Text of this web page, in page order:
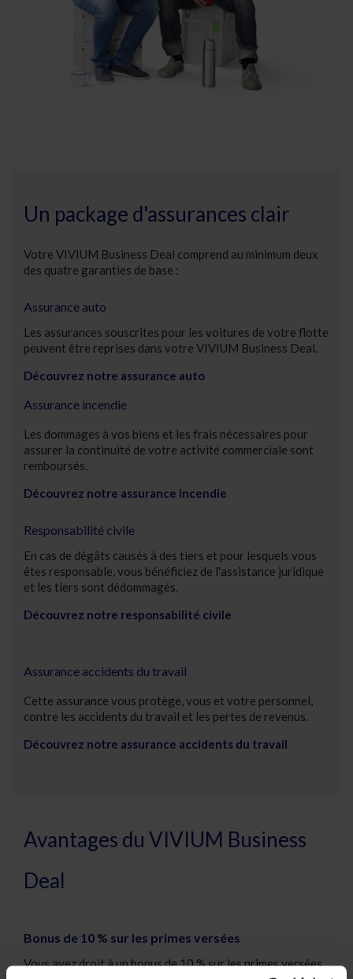
Un package d'assurances clair
Votre VIVIUM Business Deal comprend au minimum deux
des quatre garanties de base :
Assurance auto
Les assurances souscrites pour les voitures de votre flotte
peuvent être reprises dans votre VIVIUM Business Deal.
Découvrez notre assurance auto
Assurance incendie
Les dommages à vos biens et les frais nécessaires pour
assurer la continuité de votre activité commerciale sont
remboursés.
Découvrez notre assurance incendie
Responsabilité civile
En cas de dégâts causés à des tiers et pour lesquels vous
êtes responsable, vous bénéficiez de l'assistance juridique
et les tiers sont dédommagés.
Découvrez notre responsabilité civile
Assurance accidents du travail
Cette assurance vous protège, vous et votre personnel,
contre les accidents du travail et les pertes de revenus.
Découvrez notre assurance accidents du travail
Avantages du VIVIUM Business
Deal
Bonus de 10 % sur les primes versées
Vous avez droit à un bonus de 10 % sur les primes versées